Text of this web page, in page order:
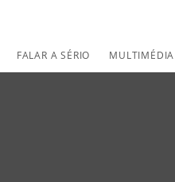
FALAR A SÉRIO MULTIMÉDIA